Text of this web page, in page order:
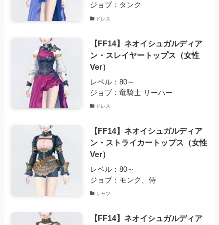
ジョブ：タンク
ドレス
【FF14】ネオイシュガルディア
ン・スレイヤートップス（女性
Ver）
レベル：80～
ジョブ：竜騎士 リーパー
ドレス
【FF14】ネオイシュガルディア
ン・ストライカートップス（女性
Ver）
レベル：80～
ジョブ：モンク、侍
シャツ
【FF14】ネオイシュガルディア